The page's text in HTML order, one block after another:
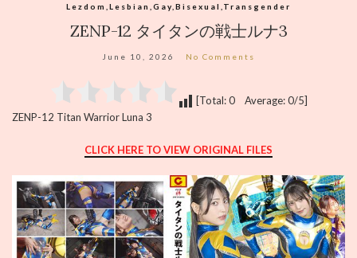
Lezdom,Lesbian,Gay,Bisexual,Transgender
ZENP-12 タイタンの戦士ルナ3
June 10, 2026 No Comments
[Total: 0 Average: 0/5]
ZENP-12 Titan Warrior Luna 3
CLICK HERE TO VIEW ORIGINAL FILES